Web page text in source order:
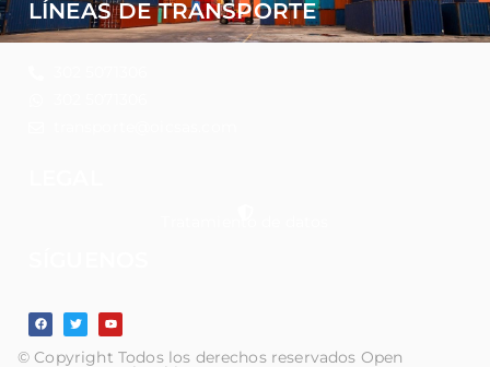
LÍNEAS DE TRANSPORTE
© Copyright Todos los derechos reservados Open